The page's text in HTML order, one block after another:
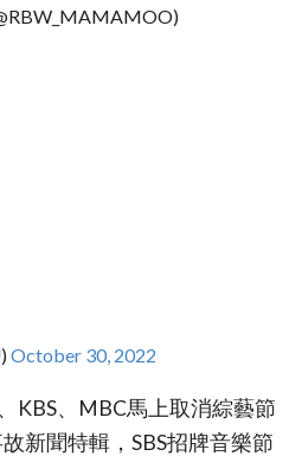
October 30, 2022
KBS、MBC馬上取消綜藝節
新聞特輯，SBS招牌音樂節